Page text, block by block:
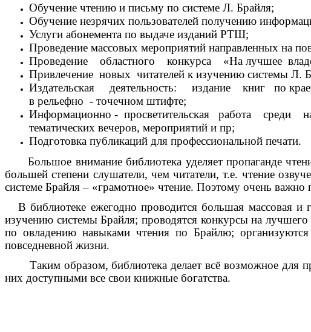
Обучение чтению и письму по системе Л. Брайля;
Обучение незрячих пользователей получению
Услуги абонемента по выдаче изданий РТШ;
Проведение массовых мероприятий направленных на
Проведение областного конкурса «На лучшее
Привлечение новых читателей к изучению системы Л.
Издательская деятельность:
издание книг по
в рельефно - точечном штифте;
Информационно - просветительская работа
тематических вечеров, мероприятий и пр;
Подготовка публикаций для профессиональной печати.
Большое внимание библиотека уделяет пропаганде
большей степени слушатели, чем читатели, т.е. чтение
системе Брайля – «грамотное» чтение. Поэтому очень
В библиотеке ежегодно проводится большая массовая
изучению системы Брайля; проводятся конкурсы на
по овладению навыками чтения по Брайлю;
повседневной жизни.
Таким образом, библиотека делает всё возможное для
них доступными все свои книжные богатства.